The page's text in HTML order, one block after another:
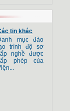
tin khác
mục đào
trình độ sơ
nghề được
phép của